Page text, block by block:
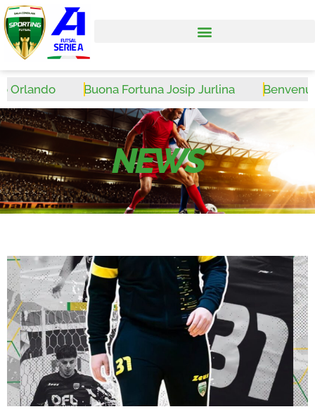
Buona Fortuna Josip Jurlina Benvenuto
NEWS